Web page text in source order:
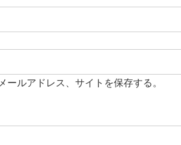
ルアドレス、サイトを保存する。